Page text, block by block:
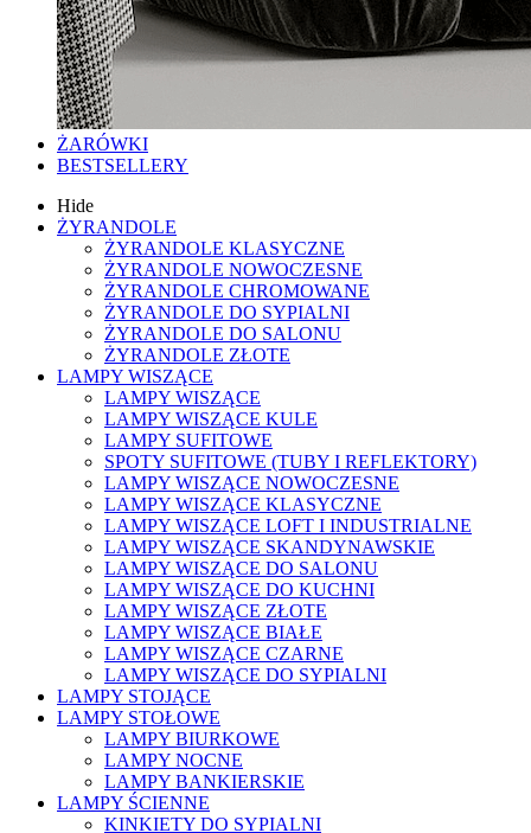
ŻARÓWKI
BESTSELLERY
Hide
ŻYRANDOLE
ŻYRANDOLE KLASYCZNE
ŻYRANDOLE NOWOCZESNE
ŻYRANDOLE CHROMOWANE
ŻYRANDOLE DO SYPIALNI
ŻYRANDOLE DO SALONU
ŻYRANDOLE ZŁOTE
LAMPY WISZĄCE
LAMPY WISZĄCE
LAMPY WISZĄCE KULE
LAMPY SUFITOWE
SPOTY SUFITOWE (TUBY I REFLEKTORY)
LAMPY WISZĄCE NOWOCZESNE
LAMPY WISZĄCE KLASYCZNE
LAMPY WISZĄCE LOFT I INDUSTRIALNE
LAMPY WISZĄCE SKANDYNAWSKIE
LAMPY WISZĄCE DO SALONU
LAMPY WISZĄCE DO KUCHNI
LAMPY WISZĄCE ZŁOTE
LAMPY WISZĄCE BIAŁE
LAMPY WISZĄCE CZARNE
LAMPY WISZĄCE DO SYPIALNI
LAMPY STOJĄCE
LAMPY STOŁOWE
LAMPY BIURKOWE
LAMPY NOCNE
LAMPY BANKIERSKIE
LAMPY ŚCIENNE
KINKIETY DO SYPIALNI